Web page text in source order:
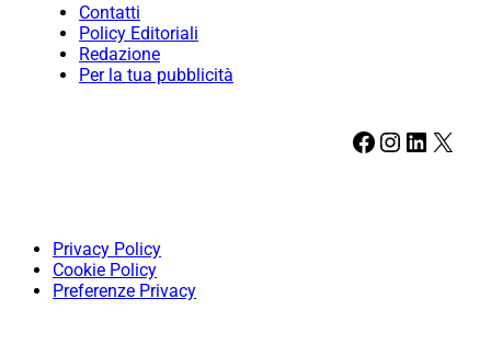
Contatti
Policy Editoriali
Redazione
Per la tua pubblicità
Facebook Instagram LinkedIn X
Privacy Policy
Cookie Policy
Preferenze Privacy